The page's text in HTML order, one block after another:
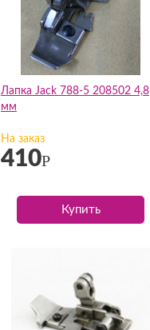
Лапка Jack 788-5 208502 4,8
мм
На заказ
410Р
Купить